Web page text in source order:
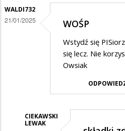
WALDI732
21/01/2025 WOŚP
Wstydź się
się lecz. Nie
Owsiak
CIEKAWSKI
LEWAK